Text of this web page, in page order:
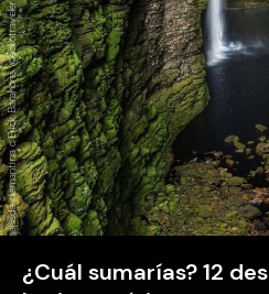
Chapada diamantina c Erick Barahona @eckotraveler
¿Cuál sumarías? 12